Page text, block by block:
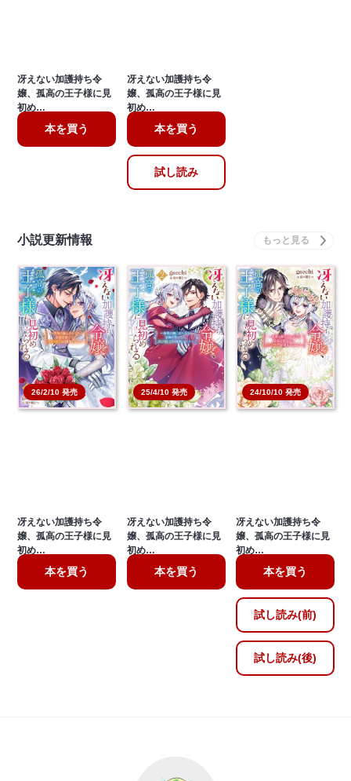
冴えない加護持ち令
嬢、孤高の王子様に見
初め…
本を買う
冴えない加護持ち令
嬢、孤高の王子様に見
初め…
本を買う
試し読み
小説更新情報
26/2/10 発売
冴えない加護持ち令
嬢、孤高の王子様に見
初め…
本を買う
25/4/10 発売
冴えない加護持ち令
嬢、孤高の王子様に見
初め…
本を買う
24/10/10 発売
冴えない加護持ち令
嬢、孤高の王子様に見
初め…
本を買う
試し読み(前)
試し読み(後)